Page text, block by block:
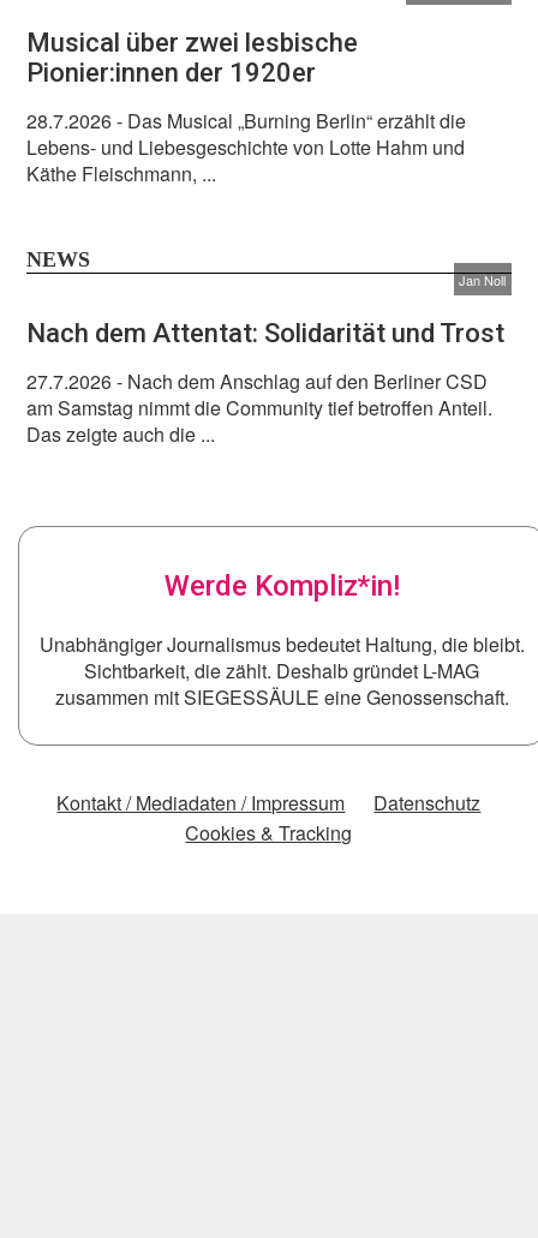
Musical über zwei lesbische
Pionier:innen der 1920er
28.7.2026- Das Musical „Burning Berlin“ erzählt die
Lebens- und Liebesgeschichte von Lotte Hahm und
Käthe Fleischmann, ...
NEWS
Jan Noll
Nach dem Attentat: Solidarität und Trost
27.7.2026- Nach dem Anschlag auf den Berliner CSD
am Samstag nimmt die Community tief betroffen Anteil.
Das zeigte auch die ...
Werde Kompliz*in!
Unabhängiger Journalismus bedeutet Haltung, die bleibt.
Sichtbarkeit, die zählt. Deshalb gründet L-MAG
zusammen mit SIEGESSÄULE eine Genossenschaft.
Kontakt / Mediadaten / Impressum
Datenschutz
Cookies & Tracking